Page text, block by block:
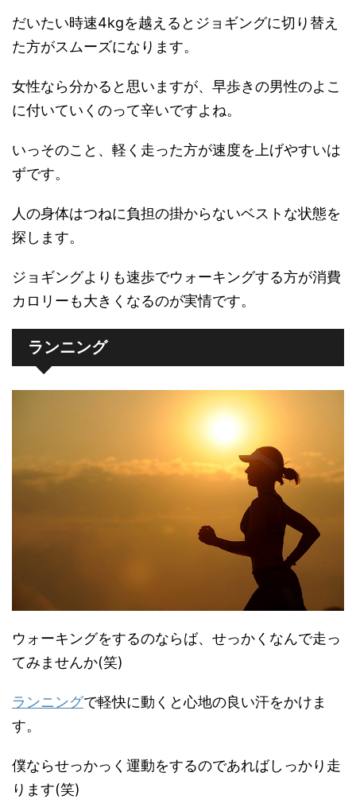
だいたい時速4kgを越えるとジョギングに切り替え
た方がスムーズになります。
女性なら分かると思いますが、早歩きの男性のよこ
に付いていくのって辛いですよね。
いっそのこと、軽く走った方が速度を上げやすいは
ずです。
人の身体はつねに負担の掛からないベストな状態を
探します。
ジョギングよりも速歩でウォーキングする方が消費
カロリーも大きくなるのが実情です。
ランニング
ウォーキングをするのならば、せっかくなんで走っ
てみませんか(笑)
ランニングで軽快に動くと心地の良い汗をかけま
す。
僕ならせっかっく運動をするのであればしっかり走
ります(笑)